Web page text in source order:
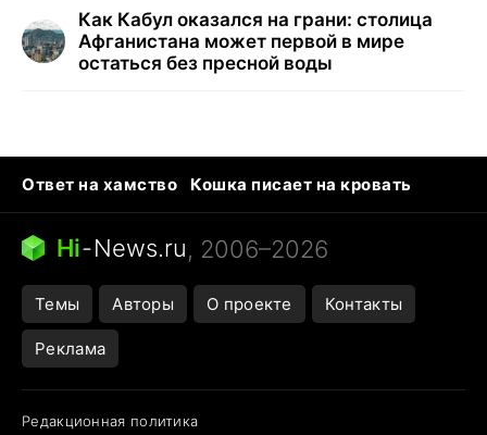
Как Кабул оказался на грани: столица
Афганистана может первой в мире
остаться без пресной воды
Ответ на хамство
Кошка писает на кровать
Тунцы в океанариуме
Следующая пандемия
Ядовитые пауки России
Открытие в Google Maps
Hi-News.ru, 2006–2026
Темы Авторы О проекте Контакты
Реклама
Редакционная политика